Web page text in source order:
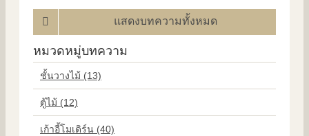
แสดงบทความทั้งหมด
หมวดหมู่บทความ
ชั้นวางไม้ (13)
ตู้ไม้ (12)
เก้าอี้โมเดิร์น (40)